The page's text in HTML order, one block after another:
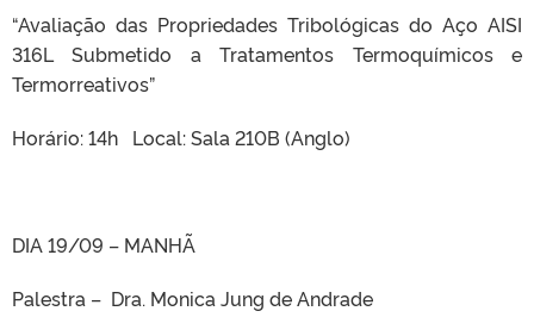
“Avaliação das Propriedades Tribológicas do Aço AISI
316L Submetido a Tratamentos Termoquímicos e
Termorreativos”
Horário: 14h Local: Sala 210B (Anglo)
DIA 19/09 – MANHÃ
Palestra – Dra. Monica Jung de Andrade